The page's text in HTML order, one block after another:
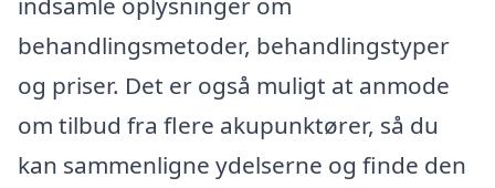
behandlingsmetoder, behandlingstyper
og priser. Det er også muligt at anmode
om tilbud fra flere akupunktører, så du
kan sammenligne ydelserne og finde den